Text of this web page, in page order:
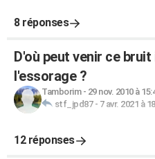
8 réponses
D'où peut venir ce
l'essorage ?
Tamborim- 29 nov. 2010 à
stf_jpd87- 7 avr. 2021 à
12 réponses